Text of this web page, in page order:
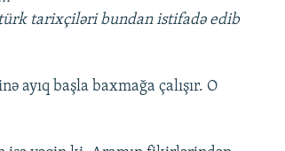
türk tarixçiləri bundan istifadə edib
ayıq başla baxmağa çalışır. O